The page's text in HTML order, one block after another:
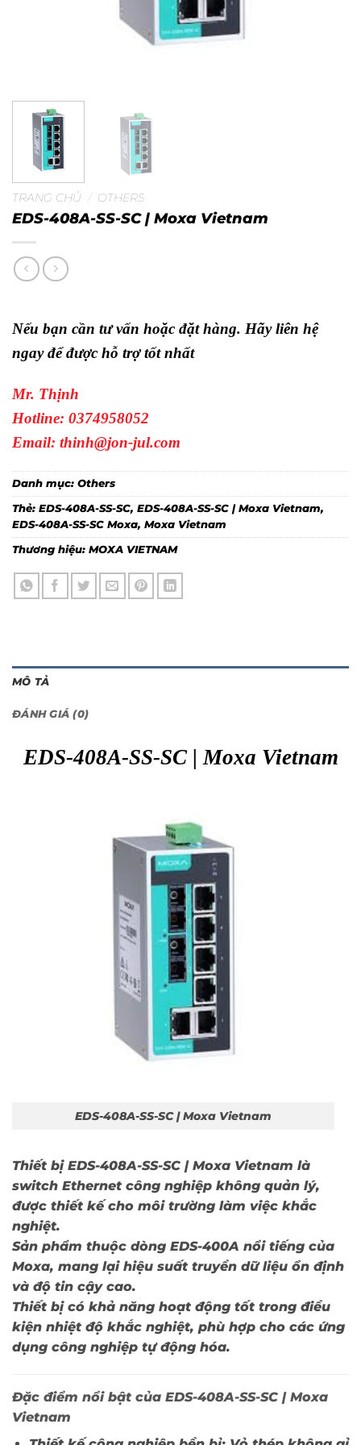
TRANG CHỦ / OTHERS
EDS-408A-SS-SC | Moxa Vietnam
Nếu bạn cần tư vấn hoặc đặt hàng. Hãy liên hệ
ngay để được hỗ trợ tốt nhất
Mr. Thịnh
Hotline: 0374958052
Email: thinh@jon-jul.com
Danh mục: Others
Thẻ: EDS-408A-SS-SC, EDS-408A-SS-SC | Moxa Vietnam,
EDS-408A-SS-SC Moxa, Moxa Vietnam
Thương hiệu: MOXA VIETNAM
MÔ TẢ
ĐÁNH GIÁ (0)
EDS-408A-SS-SC | Moxa Vietnam
EDS-408A-SS-SC | Moxa Vietnam
Thiết bị EDS-408A-SS-SC | Moxa Vietnam là
switch Ethernet công nghiệp không quản lý,
được thiết kế cho môi trường làm việc khắc
nghiệt.
Sản phẩm thuộc dòng EDS-400A nổi tiếng của
Moxa, mang lại hiệu suất truyền dữ liệu ổn định
và độ tin cậy cao.
Thiết bị có khả năng hoạt động tốt trong điều
kiện nhiệt độ khắc nghiệt, phù hợp cho các ứng
dụng công nghiệp tự động hóa.
Đặc điểm nổi bật của EDS-408A-SS-SC | Moxa
Vietnam